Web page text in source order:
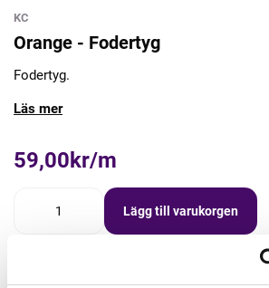
KC
Orange - Fodertyg
Fodertyg.
Läs mer
59,00kr/m
Lägg till varukorgen
Lägg först önskad mängd i